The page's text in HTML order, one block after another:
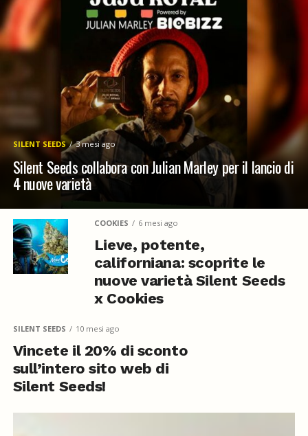
SILENT SEEDS 3 mesi ago
Silent Seeds collabora con Julian Marley per il lancio di
4 nuove varietà
COOKIES 6 mesi ago
Lieve, potente,
californiana: scoprite le
nuove varietà Silent Seeds
x Cookies
SILENT SEEDS 10 mesi ago
Vincete il 20% di sconto
sull’intero sito web di
Silent Seeds!